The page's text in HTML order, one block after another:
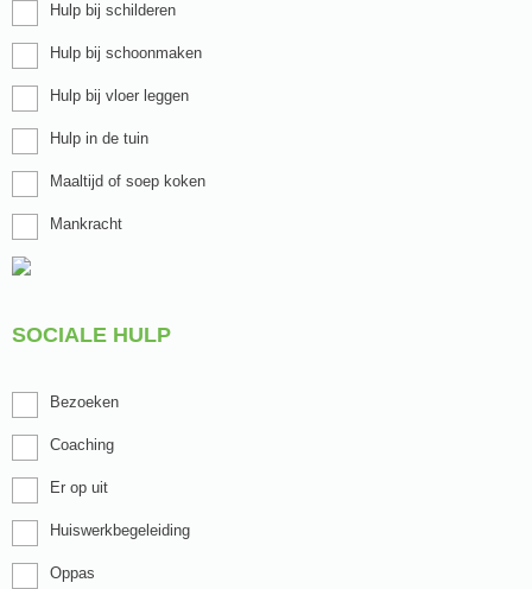
Hulp bij schilderen
Hulp bij schoonmaken
Hulp bij vloer leggen
Hulp in de tuin
Maaltijd of soep koken
Mankracht
SOCIALE HULP
Bezoeken
Coaching
Er op uit
Huiswerkbegeleiding
Oppas